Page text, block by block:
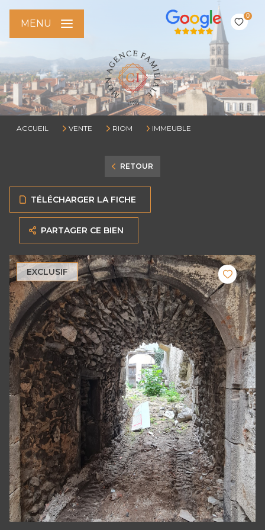
0
MENU
ACCUEIL VENTE RIOM IMMEUBLE
RETOUR
TÉLÉCHARGER LA FICHE
PARTAGER CE BIEN
EXCLUSIF